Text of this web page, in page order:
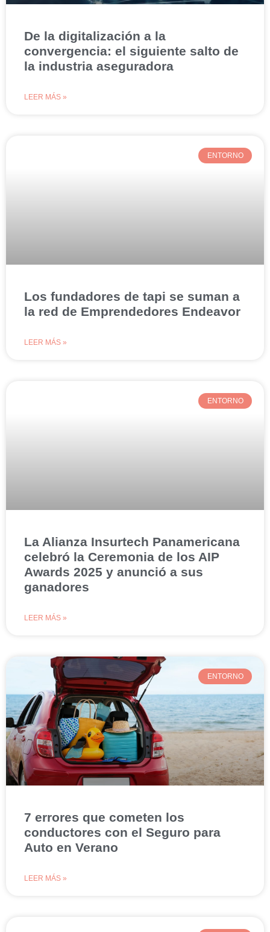
De la digitalización a la
convergencia: el siguiente salto de
la industria aseguradora
LEER MÁS »
ENTORNO
Los fundadores de tapi se suman a
la red de Emprendedores Endeavor
LEER MÁS »
ENTORNO
La Alianza Insurtech Panamericana
celebró la Ceremonia de los AIP
Awards 2025 y anunció a sus
ganadores
LEER MÁS »
ENTORNO
7 errores que cometen los
conductores con el Seguro para
Auto en Verano
LEER MÁS »